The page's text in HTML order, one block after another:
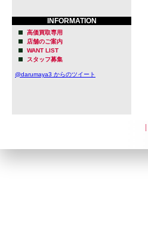
INFORMATION
高価買取専用
店舗のご案内
WANT LIST
スタッフ募集
@darumaya3 からのツイート